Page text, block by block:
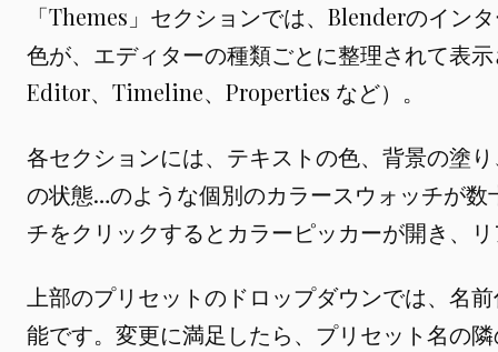
「Themes」セクションでは、Blenderのイン
色が、エディターの種類ごとに整理されて表
Editor、Timeline、Properties など）。
各セクションには、テキストの色、背景の塗
の状態…のような個別のカラースウォッチが
チをクリックするとカラーピッカーが開き、
上部のプリセットのドロップダウンでは、名
能です。変更に満足したら、プリセット名の